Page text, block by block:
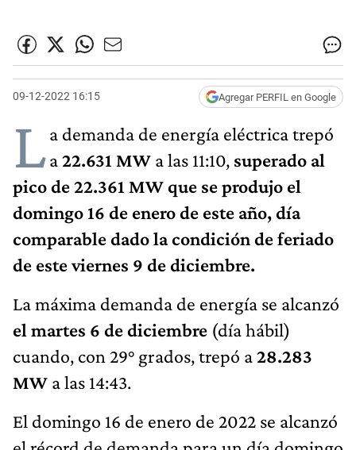
09-12-2022 16:15 Agregar PERFIL en Google
La demanda de energía eléctrica trepó
a22.631 MW a las 11:10, superado al
pico de 22.361 MW que se produjo el
domingo 16 de enero de este año, día
comparable dado la condición de feriado
de este viernes 9 de diciembre.
La máxima demanda de energía se alcanzó
el martes 6 de diciembre (día hábil)
cuando, con 29° grados, trepó a28.283
MW a las 14:43.
El domingo 16 de enero de 2022 se alcanzó